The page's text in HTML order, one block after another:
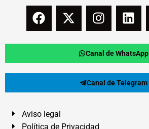
Canal de WhatsApp
Canal de Telegram
Aviso legal
Política de Privacidad